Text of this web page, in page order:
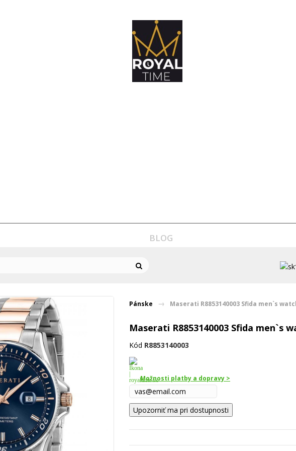
BLOG
Pánske Maserati R8853140003 Sfida men`s
Maserati R8853140003 Sfida men`s
Kód R8853140003
Možnosti platby a dopravy >
Upozorniť ma pri dostupnosti